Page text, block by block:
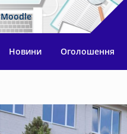
Moodle
Новини Оголошення